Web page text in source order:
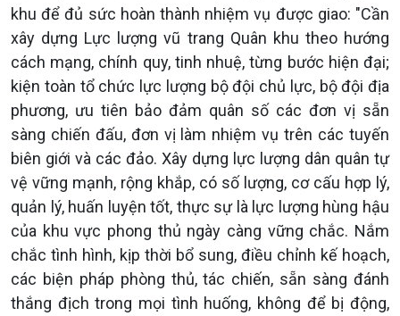
khu để đủ sức hoàn thành nhiệm vụ được giao: "Cần
xây dựng Lực lượng vũ trang Quân khu theo hướng
cách mạng, chính quy, tinh nhuệ, từng bước hiện đại;
kiện toàn tổ chức lực lượng bộ đội chủ lực, bộ đội địa
phương, ưu tiên bảo đảm quân số các đơn vị sẵn
sàng chiến đấu, đơn vị làm nhiệm vụ trên các tuyến
biên giới và các đảo. Xây dựng lực lượng dân quân tự
vệ vững mạnh, rộng khắp, có số lượng, cơ cấu hợp lý,
quản lý, huấn luyện tốt, thực sự là lực lượng hùng hậu
của khu vực phong thủ ngày càng vững chắc. Nắm
chắc tình hình, kịp thời bổ sung, điều chỉnh kế hoạch,
các biện pháp phòng thủ, tác chiến, sẵn sàng đánh
thắng địch trong mọi tình huống, không để bị động,